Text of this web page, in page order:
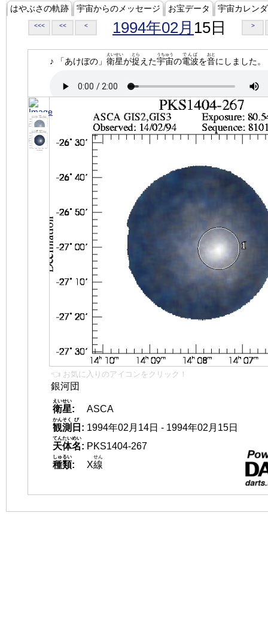
はやぶさの軌跡 宇宙からのメッセージ お宝データ 宇宙カレン
<<< << < 1994年02月 15日 >
♪ 「あけぼの」 衛星
えいせい
が捉
とら
えた宇宙
うちゅう
の電波
でんぱ
を音
おと
にしました。
👈 お気に入りのアイコンをクリック！
銀河団
衛星
えいせい
:
ASCA
観測
かんそく
日
び
: 1994年02月14日 - 1994年02月15日
天体名
てんたいめい
: PKS1404-267
種類
しゅるい
: X線
せん